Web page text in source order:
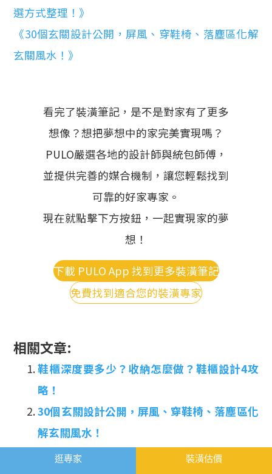
選方式整理！》
《30個玄關設計公開，屏風、穿鞋椅、落塵區化解
玄關風水！》
看完了裝潢筆記，是不是對家有了更多
想像？想把夢想中的家完美實現嗎？
PULO嚴選各地的設計師與統包師傅，
並提供完善的媒合機制，讓您輕鬆找到
可靠的好家專家。
現在就點擊下方按鈕，一起實現家的夢
想！
下載 PULO App 找到更多裝潢筆記
免費找到適合您的裝潢專家
相關文章:
鞋櫃深度要多少？收納怎麼做？鞋櫃設計4攻
略！
30個玄關設計公開，屏風、穿鞋椅、落塵區化
解玄關風水！
精選30個玄關設計實例：玻璃屏風、洞洞板、
逛專家 裝潢估價